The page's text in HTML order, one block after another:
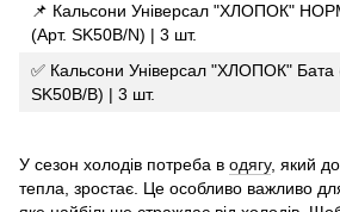
📌 Кальсони Універсал "ХЛОПОК"
(Арт. SK50B/N) | 3 шт.
✅ Кальсони Універсал "ХЛОПОК" Бата
SK50B/B) | 3 шт.
У сезон холодів потреба в одягу, який
тепла, зростає. Це особливо важливо